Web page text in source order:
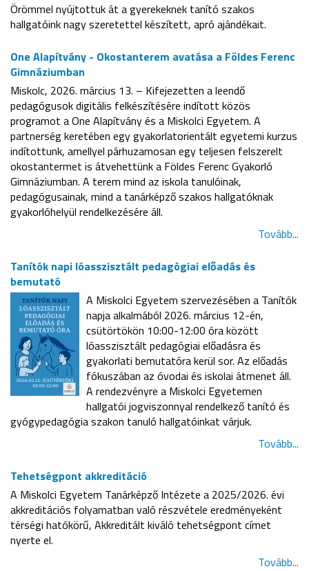
Örömmel nyújtottuk át a gyerekeknek tanító szakos
hallgatóink nagy szeretettel készített, apró ajándékait.
One Alapítvány - Okostanterem avatása a Földes Ferenc
Gimnáziumban
Miskolc, 2026. március 13. – Kifejezetten a leendő
pedagógusok digitális felkészítésére indított közös
programot a One Alapítvány és a Miskolci Egyetem. A
partnerség keretében egy gyakorlatorientált egyetemi kurzus
indítottunk, amellyel párhuzamosan egy teljesen felszerelt
okostantermet is átvehettünk a Földes Ferenc Gyakorló
Gimnáziumban. A terem mind az iskola tanulóinak,
pedagógusainak, mind a tanárképző szakos hallgatóknak
gyakorlóhelyül rendelkezésére áll.
Tovább...
Tanítók napi lóasszisztált pedagógiai előadás és
bemutató
A Miskolci Egyetem szervezésében a Tanítók
napja alkalmából 2026. március 12-én,
csütörtökön 10:00-12:00 óra között
lóasszisztált pedagógiai előadásra és
gyakorlati bemutatóra kerül sor. Az előadás
fókuszában az óvodai és iskolai átmenet áll.
A rendezvényre a Miskolci Egyetemen
hallgatói jogviszonnyal rendelkező tanító és
gyógypedagógia szakon tanuló hallgatóinkat várjuk.
Tovább...
Tehetségpont akkreditáció
A Miskolci Egyetem Tanárképző Intézete a 2025/2026. évi
akkreditációs folyamatban való részvétele eredményeként
térségi hatókörű, Akkreditált kiváló tehetségpont címet
nyerte el.
Tovább...